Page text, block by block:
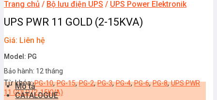
Trang chủ / Bộ lưu điện UPS / UPS Power Elektronik
UPS PWR 11 GOLD (2-15KVA)
Giá: Liên hệ
Model: PG
Bảo hành: 12 tháng
Từ khóa:PG-10,PG-15,PG-2,PG-3,PG-4,PG-6,PG-8,UPS PWR
11 GOLD (2-15KVA)
Mô tả
CATALOGUE